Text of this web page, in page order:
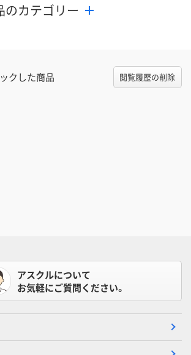
のカテゴリー
クした商品 閲覧履歴の削除
アスクルについて
お気軽にご質問ください。